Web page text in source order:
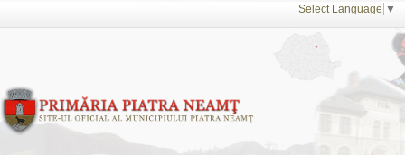
Select Language ▼